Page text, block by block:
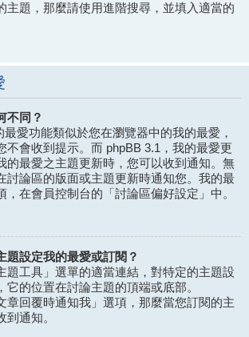
主題，那麼請使用進階搜尋，並填入適當的
不同？
最愛功能類似於您在瀏覽器中的我的最愛，
不會收到提示。而 phpBB 3.1，我的最愛更
的最愛之主題更新時，您可以收到通知。無
討論區的版面或主題更新時通知您。我的最
，在會員控制台的「討論區偏好設定」中。
題設定我的最愛或訂閱？
題工具」選單的適當連結，對特定的主題設
它的位置在討論主題的頂端或底部。
章回覆時通知我」選項，那麼當您訂閱的主
到通知。